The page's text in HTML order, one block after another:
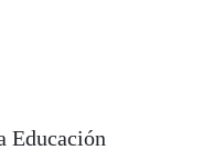
Educación